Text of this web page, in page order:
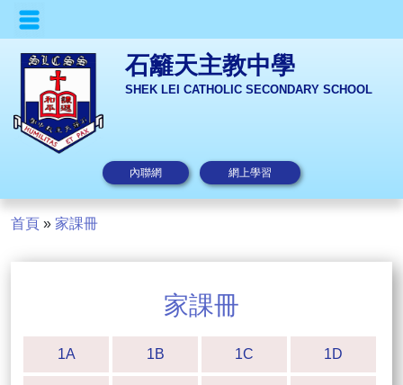
石籬天主教中學
SHEK LEI CATHOLIC SECONDARY SCHOOL
內聯網 網上學習
首頁 » 家課冊
家課冊
1A 1B 1C 1D